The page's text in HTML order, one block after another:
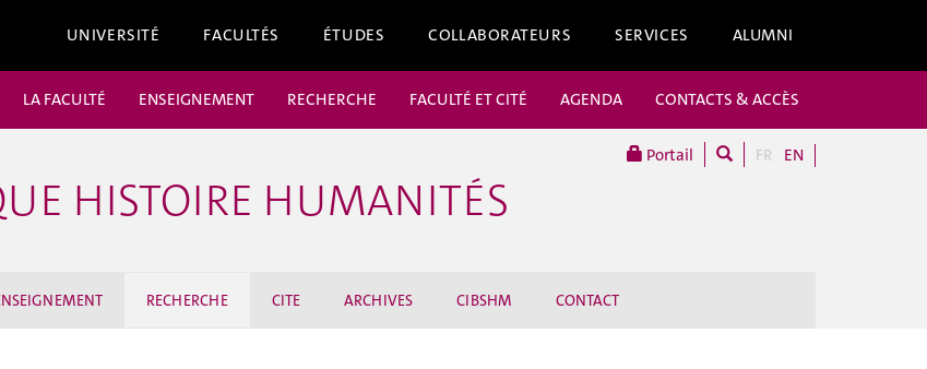
UNIVERSITÉ FACULTÉS ÉTUDES COLLABORATEURS SERVICES ALUMNI
Portail FR EN
LA FACULTÉ ENSEIGNEMENT RECHERCHE FACULTÉ ET CITÉ AGENDA CONTACTS & ACCÈS
HISTOIRE HUMANITÉS
RECHERCHE CITE ARCHIVES CIBSHM CONTACT